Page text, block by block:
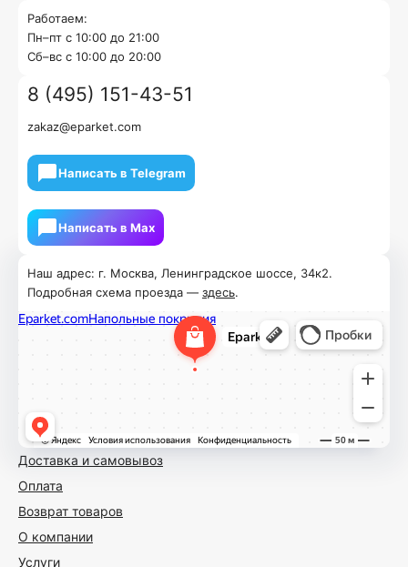
Доставка и самовывоз
Оплата
Возврат товаров
О компании
Услуги
Наш адрес: г. Москва, Ленинградское шоссе, 34к2.
Подробная схема проезда — здесь.
Работаем:
Пн–пт с 10:00 до 21:00
Cб–вс с 10:00 до 20:00
8 (495) 151-43-51
zakaz@eparket.com
Написать в Telegram
Написать в Мах